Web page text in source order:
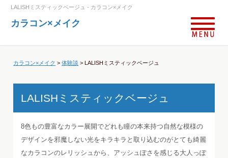
LALISHミスティックベージュ - カラコン×メイク
カラコン×メイク
カラコン×メイク >体験談 >LALISHミスティックベージュ
LALISHミスティックベージュ
8色もの豊富なカラー展開でどれも瞳の本来持つ自然な模様の
デザインを邪魔しない光をキラキラと取り込むのがとても綺麗
なカラコンのレリッシュから、アッシュぽさを感じる大人っぽ